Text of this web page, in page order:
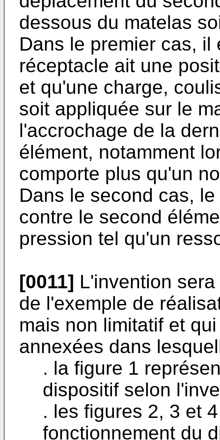
dessous du matelas
Dans le premier cas,
réceptacle ait une
et qu'une charge,
soit appliquée sur le
l'accrochage de la
élément, notamment
comporte plus qu'un
Dans le second cas,
contre le second
pression tel qu'un
[0011] L'invention
de l'exemple de
mais non limitatif et
annexées dans
. la figure 1
dispositif selon
. les figures 2, 3 et
fonctionnement du